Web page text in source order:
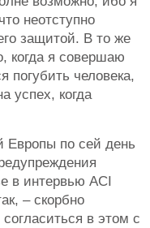
неотступно
защитой. В то же
когда я совершаю
погубить человека,
успех, когда
Европы по сей день
в интервью ACI
– скорбно
в этом с